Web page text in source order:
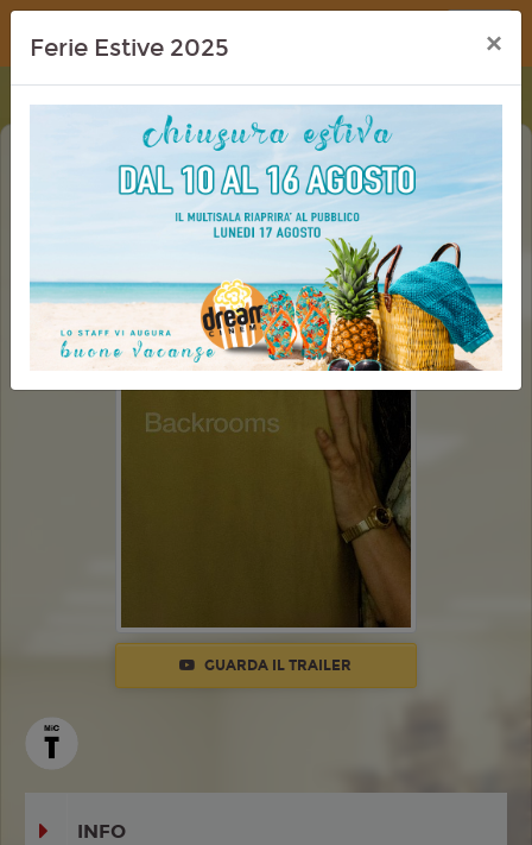
Dream Cinema
BACKROOMS
GUARDA IL TRAILER
INFO
Ferie Estive 2025 ×